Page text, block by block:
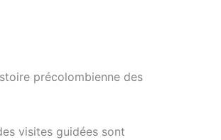
précolombienne des
visites guidées sont